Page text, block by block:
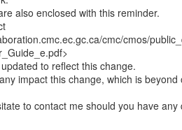
also enclosed with this reminder.
cmc/cmos/
to reflect this change.
impact this change, which is
to contact me should you have